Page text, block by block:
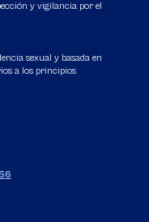
y vigilancia por el
sexual y basada en
a los principios